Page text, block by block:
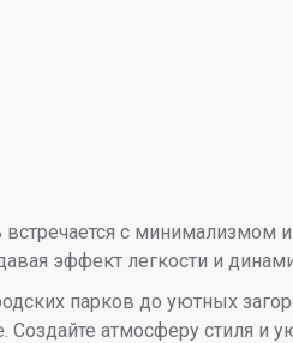
с минимализмом
эффект легкости и
парков до уютных
атмосферу стиля и